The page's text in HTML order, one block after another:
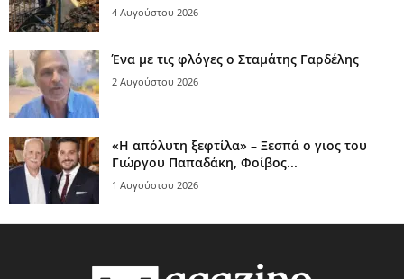
4 Αυγούστου 2026
Ένα με τις φλόγες ο Σταμάτης Γαρδέλης
2 Αυγούστου 2026
«Η απόλυτη ξεφτίλα» – Ξεσπά ο γιος του
Γιώργου Παπαδάκη, Φοίβος...
1 Αυγούστου 2026